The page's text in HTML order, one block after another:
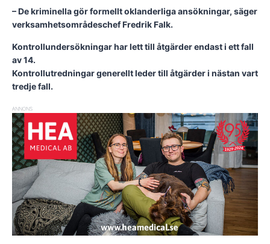
– De kriminella gör formellt oklanderliga ansökningar, säger
verksamhetsområdeschef Fredrik Falk.
Kontrollundersökningar har lett till åtgärder endast i ett fall
av 14.
Kontrollutredningar generellt leder till åtgärder i nästan vart
tredje fall.
ANNONS